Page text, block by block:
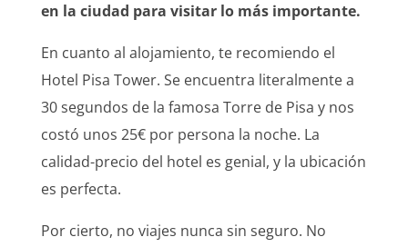
en la ciudad para visitar lo más importante.
En cuanto al alojamiento, te recomiendo el
Hotel Pisa Tower. Se encuentra literalmente a
30 segundos de la famosa Torre de Pisa y nos
costó unos 25€ por persona la noche. La
calidad-precio del hotel es genial, y la ubicación
es perfecta.
Por cierto, no viajes nunca sin seguro. No